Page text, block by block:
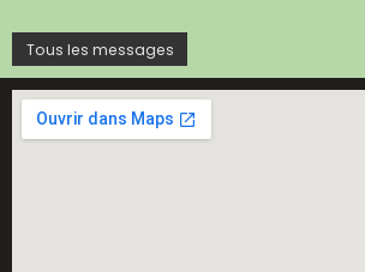
Tous les messages